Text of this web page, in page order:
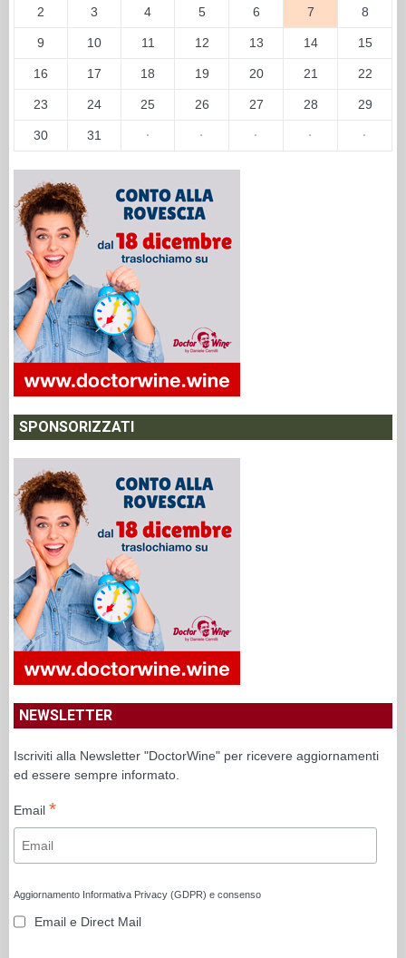
2 3 4 5 6 7 8
9 10 11 12 13 14 15
16 17 18 19 20 21 22
23 24 25 26 27 28 29
30 31 · · · · ·
SPONSORIZZATI
NEWSLETTER
Iscriviti alla Newsletter "DoctorWine" per ricevere aggiornamenti
ed essere sempre informato.
Email *
Aggiornamento Informativa Privacy (GDPR) e consenso
Email e Direct Mail